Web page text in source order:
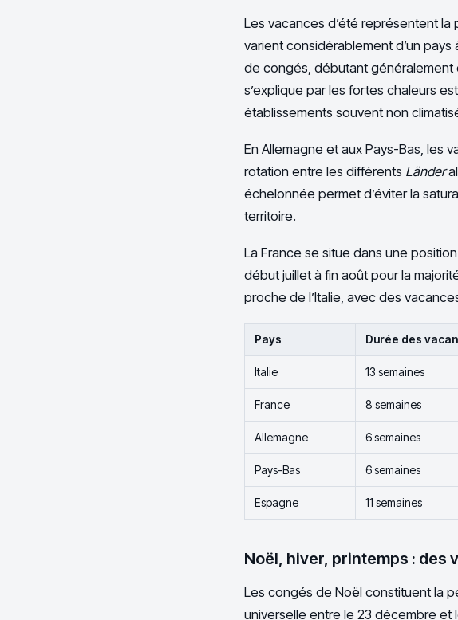
Les vacances d’été représentent
varient considérablement d’un pays
de congés, débutant généralement
s’explique par les fortes chaleurs
établissements souvent non
En Allemagne et aux Pays-Bas, les
rotation entre les différents Länder
échelonnée permet d’éviter la
territoire.
La France se situe dans une
début juillet à fin août pour la
proche de l’Italie, avec des
Pays Durée des
Italie 13 semaines
France 8 semaines
Allemagne 6 semaines
Pays-Bas 6 semaines
Espagne 11 semaines
Noël, hiver, printemps :
Les congés de Noël constituent la
universelle entre le 23 décembre et